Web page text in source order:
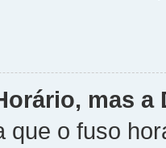
mas a
que o fuso